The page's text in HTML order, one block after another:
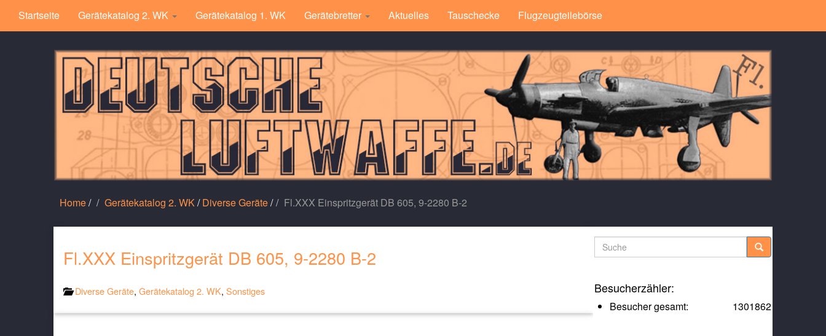
Startseite Gerätekatalog 2. WK Gerätekatalog 1. WK Gerätebretter Aktuelles Tauschecke Flugzeugteilebörse
Home/ Gerätekatalog 2. WK /Diverse Geräte/ Fl.XXX Einspritzgerät DB 605, 9-2280 B-2
Fl.XXX Einspritzgerät DB 605, 9-2280 B-2
Diverse Geräte, Gerätekatalog 2. WK, Sonstiges
Suche
Besucherzähler:
1301862
Besucher gesamt: